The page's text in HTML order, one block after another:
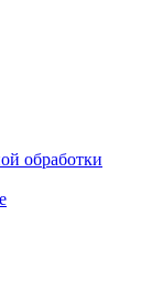
обработки